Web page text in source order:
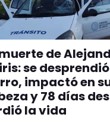
de
se
impactó en
y 78 días
la vida